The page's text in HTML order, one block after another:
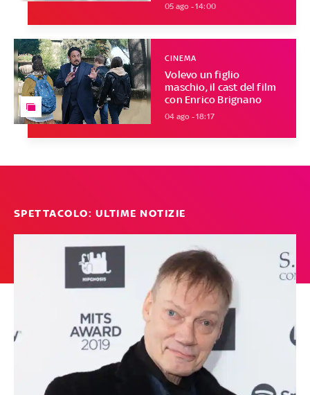
05 ago - 14:00
Volevo un figlio
maschio, il cast del film
con Enrico Brignano
CINEMA
04 ago - 18:17
SPETTACOLO: ULTIME NOTIZIE